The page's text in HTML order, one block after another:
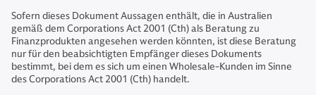
Sofern dieses Dokument Aussagen enthält, die in Australien
gemäß dem Corporations Act 2001 (Cth) als Beratung zu
Finanzprodukten angesehen werden könnten, ist diese Beratung
nur für den beabsichtigten Empfänger dieses Dokuments
bestimmt, bei dem es sich um einen Wholesale-Kunden im Sinne
des Corporations Act 2001 (Cth) handelt.